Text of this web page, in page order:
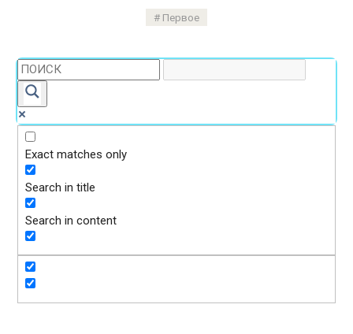
Первое
Exact matches only
Search in title
Search in content